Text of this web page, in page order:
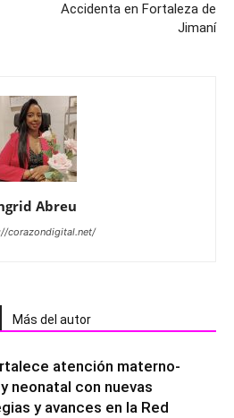
Accidenta en Fortaleza de
Jimaní
Abreu
corazondigital.net/
Más del autor
atención materno-
neonatal con nuevas
y avances en la Red